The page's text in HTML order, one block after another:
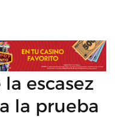
escasez
la prueba